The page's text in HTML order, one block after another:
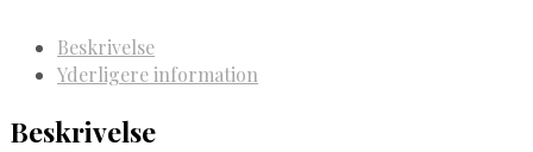
Beskrivelse
Yderligere information
Beskrivelse